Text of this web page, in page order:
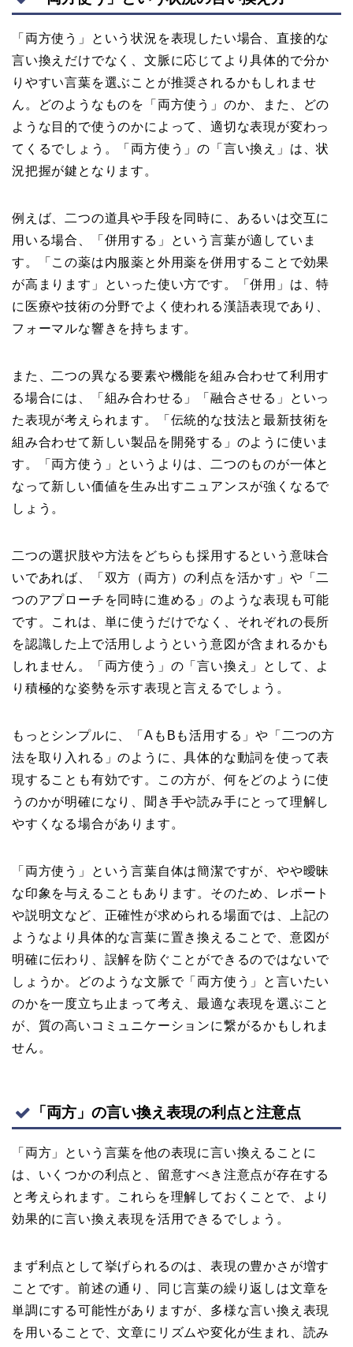
「両方使う」という状況を表現したい場合、直接的な
言い換えだけでなく、文脈に応じてより具体的で分か
りやすい言葉を選ぶことが推奨されるかもしれませ
ん。どのようなものを「両方使う」のか、また、どの
ような目的で使うのかによって、適切な表現が変わっ
てくるでしょう。「両方使う」の「言い換え」は、状
況把握が鍵となります。
例えば、二つの道具や手段を同時に、あるいは交互に
用いる場合、「併用する」という言葉が適していま
す。「この薬は内服薬と外用薬を併用することで効果
が高まります」といった使い方です。「併用」は、特
に医療や技術の分野でよく使われる漢語表現であり、
フォーマルな響きを持ちます。
また、二つの異なる要素や機能を組み合わせて利用す
る場合には、「組み合わせる」「融合させる」といっ
た表現が考えられます。「伝統的な技法と最新技術を
組み合わせて新しい製品を開発する」のように使いま
す。「両方使う」というよりは、二つのものが一体と
なって新しい価値を生み出すニュアンスが強くなるで
しょう。
二つの選択肢や方法をどちらも採用するという意味合
いであれば、「双方（両方）の利点を活かす」や「二
つのアプローチを同時に進める」のような表現も可能
です。これは、単に使うだけでなく、それぞれの長所
を認識した上で活用しようという意図が含まれるかも
しれません。「両方使う」の「言い換え」として、よ
り積極的な姿勢を示す表現と言えるでしょう。
もっとシンプルに、「AもBも活用する」や「二つの方
法を取り入れる」のように、具体的な動詞を使って表
現することも有効です。この方が、何をどのように使
うのかが明確になり、聞き手や読み手にとって理解し
やすくなる場合があります。
「両方使う」という言葉自体は簡潔ですが、やや曖昧
な印象を与えることもあります。そのため、レポート
や説明文など、正確性が求められる場面では、上記の
ようなより具体的な言葉に置き換えることで、意図が
明確に伝わり、誤解を防ぐことができるのではないで
しょうか。どのような文脈で「両方使う」と言いたい
のかを一度立ち止まって考え、最適な表現を選ぶこと
が、質の高いコミュニケーションに繋がるかもしれま
せん。
「両方」の言い換え表現の利点と注意点
「両方」という言葉を他の表現に言い換えることに
は、いくつかの利点と、留意すべき注意点が存在する
と考えられます。これらを理解しておくことで、より
効果的に言い換え表現を活用できるでしょう。
まず利点として挙げられるのは、表現の豊かさが増す
ことです。前述の通り、同じ言葉の繰り返しは文章を
単調にする可能性がありますが、多様な言い換え表現
を用いることで、文章にリズムや変化が生まれ、読み